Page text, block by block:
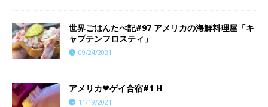
世界ごはんたべ記#97 アメリカの海鮮料理屋「キ
ャプテンフロスティ」
09/24/2021
アメリカ❤︎ゲイ合宿#1 H
11/19/2021